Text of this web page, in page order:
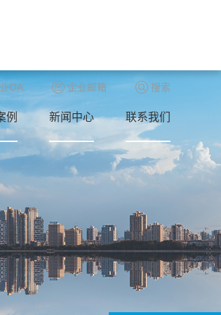
OA 企业邮箱 搜索
例 新闻中心 联系我们